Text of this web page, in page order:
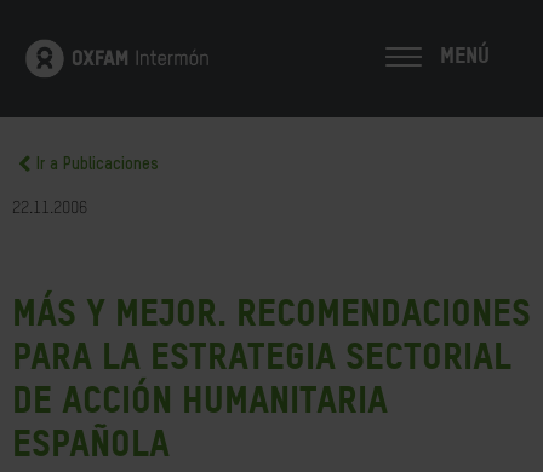
MENÚ
Ir a Publicaciones
22.11.2006
Más y mejor. Recomendaciones
para la Estrategia Sectorial
de Acción Humanitaria
Española